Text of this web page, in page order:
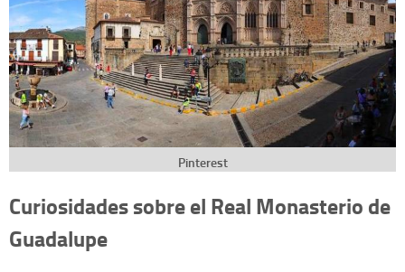
Pinterest
Curiosidades sobre el Real Monasterio de
Guadalupe